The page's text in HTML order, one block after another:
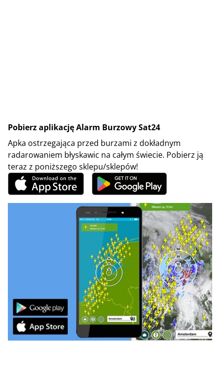
Pobierz aplikację Alarm Burzowy Sat24
Apka ostrzegająca przed burzami z dokładnym
radarowaniem błyskawic na całym świecie. Pobierz ją
teraz z poniższego sklepu/sklepów!